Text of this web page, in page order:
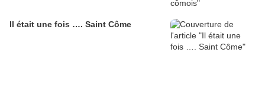
Il était une fois …. Saint Côme